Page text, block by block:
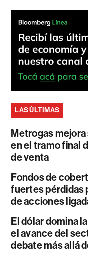
LAS ÚLTIMAS
Metrogas
en el tramo final
de venta
Fondos de
fuertes pérdidas
de acciones
El dólar domina
el avance del
debate más allá